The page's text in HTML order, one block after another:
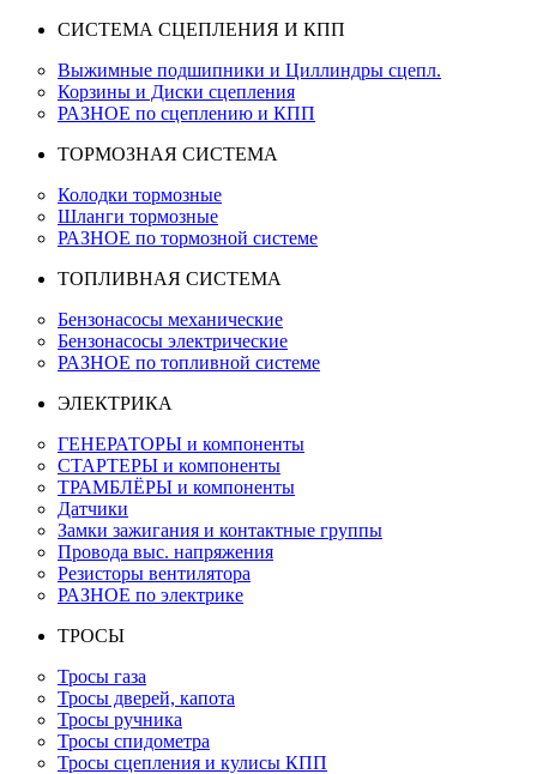
СИСТЕМА СЦЕПЛЕНИЯ И КПП
Выжимные подшипники и Циллиндры сцепл.
Корзины и Диски сцепления
РАЗНОЕ по сцеплению и КПП
ТОРМОЗНАЯ СИСТЕМА
Колодки тормозные
Шланги тормозные
РАЗНОЕ по тормозной системе
ТОПЛИВНАЯ СИСТЕМА
Бензонасосы механические
Бензонасосы электрические
РАЗНОЕ по топливной системе
ЭЛЕКТРИКА
ГЕНЕРАТОРЫ и компоненты
СТАРТЕРЫ и компоненты
ТРАМБЛЁРЫ и компоненты
Датчики
Замки зажигания и контактные группы
Провода выс. напряжения
Резисторы вентилятора
РАЗНОЕ по электрике
ТРОСЫ
Тросы газа
Тросы дверей, капота
Тросы ручника
Тросы спидометра
Тросы сцепления и кулисы КПП